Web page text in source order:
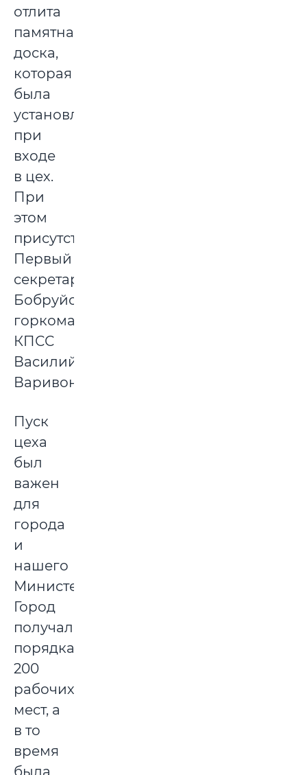
отлита
памятная
доска,
которая
была
установлена
при
входе
в цех.
При
этом
присутствовал
Первый
секретарь
Бобруйского
горкома
КПСС
Василий
Варивончик.
Пуск
цеха
был
важен
для
города
и
нашего
Министерства.
Город
получал
порядка
200
рабочих
мест, а
в то
время
была